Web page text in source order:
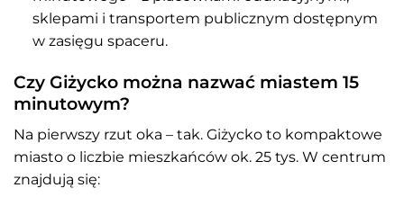
sklepami i transportem publicznym dostępnym
w zasięgu spaceru.
Czy Giżycko można nazwać miastem 15
minutowym?
Na pierwszy rzut oka – tak. Giżycko to kompaktowe
miasto o liczbie mieszkańców ok. 25 tys. W centrum
znajdują się: